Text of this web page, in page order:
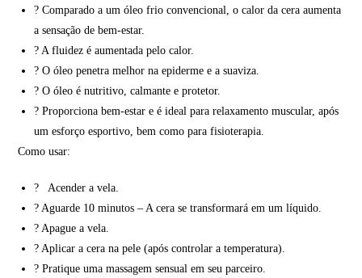
? Comparado a um óleo frio convencional, o calor da cera aumenta
a sensação de bem-estar.
? A fluidez é aumentada pelo calor.
? O óleo penetra melhor na epiderme e a suaviza.
? O óleo é nutritivo, calmante e protetor.
? Proporciona bem-estar e é ideal para relaxamento muscular, após
um esforço esportivo, bem como para fisioterapia.
Como usar:
?
Acender a vela.
? Aguarde 10 minutos – A cera se transformará em um líquido.
? Apague a vela.
? Aplicar a cera na pele (após controlar a temperatura).
? Pratique uma massagem sensual em seu parceiro.